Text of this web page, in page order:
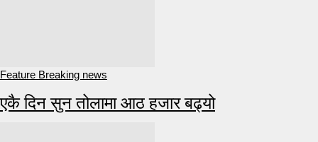
Feature Breaking news
एकै दिन सुन तोलामा आठ हजार बढ्यो